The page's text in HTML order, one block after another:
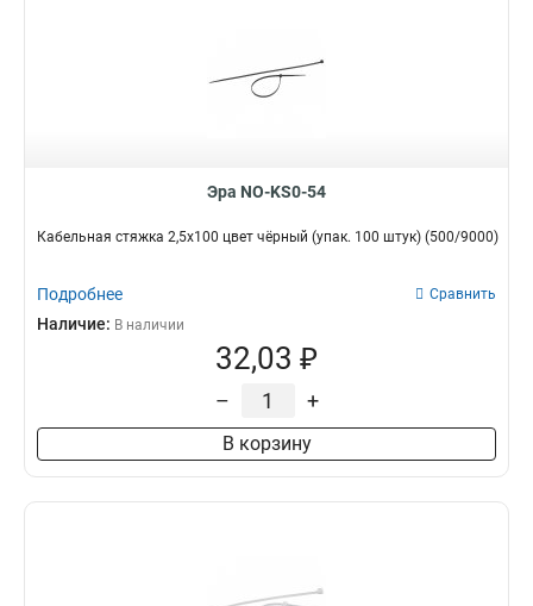
Эра NO-KS0-54
Кабельная стяжка 2,5х100 цвет чёрный (упак. 100 штук) (500/9000)
Подробнее Сравнить
Наличие: В наличии
32,03 ₽
– +
В корзину